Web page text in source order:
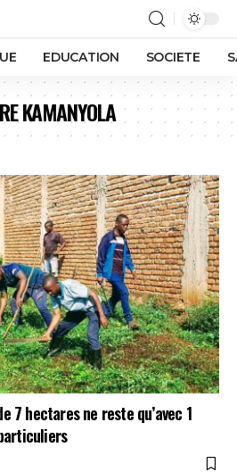
EDUCATION SOCIETE
KAMANYOLA
7 hectares ne reste qu’avec 1